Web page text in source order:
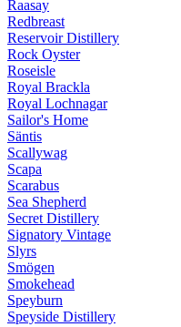
Raasay
Redbreast
Reservoir Distillery
Rock Oyster
Roseisle
Royal Brackla
Royal Lochnagar
Sailor's Home
Säntis
Scallywag
Scapa
Scarabus
Sea Shepherd
Secret Distillery
Signatory Vintage
Slyrs
Smögen
Smokehead
Speyburn
Speyside Distillery